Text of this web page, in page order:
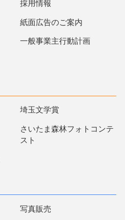
採用情報
紙面広告のご案内
一般事業主行動計画
埼玉文学賞
さいたま森林フォトコンテ
スト
写真販売